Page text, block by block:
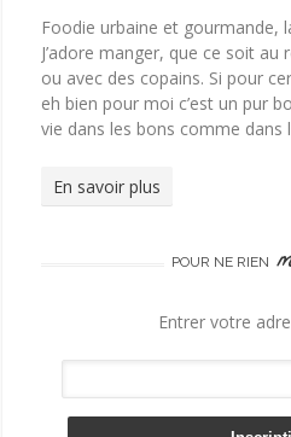
Foodie urbaine et gourmande,
J’adore manger, que ce soit
ou avec des copains. Si pour
eh bien pour moi c’est un pur
vie dans les bons comme
En savoir plus
POUR NE RIEN
Entrer votre